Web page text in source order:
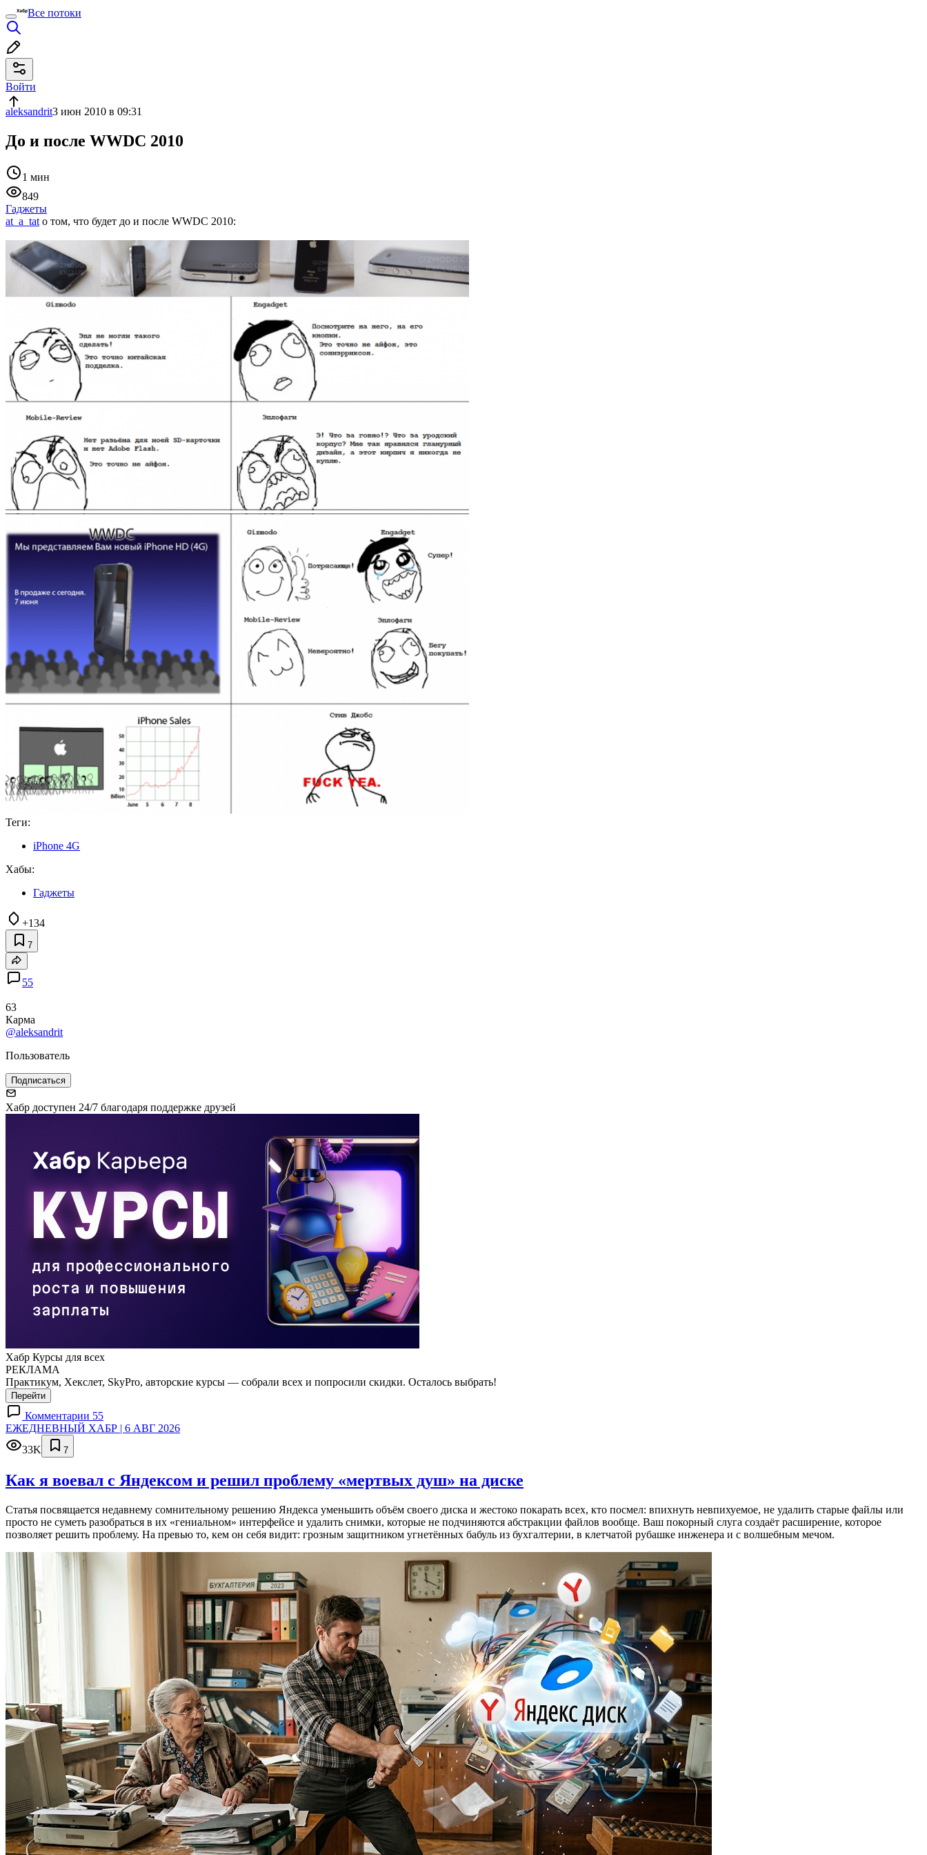
Все потоки
Войти
aleksandrit3 июн 2010 в 09:31
До и после WWDC 2010
1 мин
849
Гаджеты
at_a_tat о том, что будет до и после WWDC 2010:
Теги:
iPhone 4G
Хабы:
Гаджеты
+134
7
55
63
Карма
@aleksandrit
Пользователь
Подписаться
Хабр доступен 24/7 благодаря поддержке друзей
Хабр Курсы для всех
РЕКЛАМА
Практикум, Хекслет, SkyPro, авторские курсы — собрали всех и попросили скидки. Осталось выбрать!
Перейти
Комментарии 55
ЕЖЕДНЕВНЫЙ ХАБР | 6 АВГ 2026
33K
7
Как я воевал с Яндексом и решил проблему «мертвых душ» на диске
Статья посвящается недавнему сомнительному решению Яндекса уменьшить объём своего диска и жестоко покарать всех, кто посмел: впихнуть невпихуемое, не удалить старые файлы или
просто не суметь разобраться в их «гениальном» интерфейсе и удалить снимки, которые не подчиняются абстракции файлов вообще. Ваш покорный слуга создаёт расширение, которое
позволяет решить проблему. На превью то, кем он себя видит: грозным защитником угнетённых бабуль из бухгалтерии, в клетчатой рубашке инженера и с волшебным мечом.